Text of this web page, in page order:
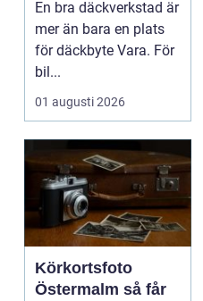
runt
En bra däckverkstad är
mer än bara en plats
för däckbyte Vara. För
bil...
01 augusti 2026
Körkortsfoto
Östermalm så får